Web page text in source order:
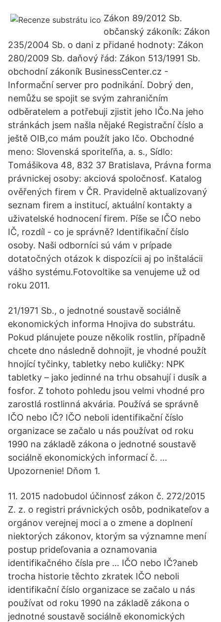
Zákon 89/2012 Sb.
občanský zákoník: Zákon
235/2004 Sb. o dani z přidané hodnoty: Zákon
280/2009 Sb. daňový řád: Zákon 513/1991 Sb.
obchodní zákoník BusinessCenter.cz -
Informační server pro podnikání. Dobrý den,
nemůžu se spojit se svým zahraničním
odběratelem a potřebuji zjistit jeho IČo.Na jeho
stránkách jsem našla nějaké Registrační číslo a
ještě OIB,co mám použít jako Ičo. Obchodné
meno: Slovenská sporiteľňa, a. s., Sídlo:
Tomášikova 48, 832 37 Bratislava, Právna forma
právnickej osoby: akciová spoločnosť. Katalog
ověřených firem v ČR. Pravidelně aktualizovaný
seznam firem a institucí, aktuální kontakty a
uživatelské hodnocení firem. Píše se IČO nebo
IČ, rozdíl - co je správně? Identifikační číslo
osoby. Naši odborníci sú vám v prípade
dotatočných otázok k dispozícii aj po inštalácii
vášho systému.Fotovoltike sa venujeme už od
roku 2011.
21/1971 Sb., o jednotné soustavě sociálně
ekonomických informa Hnojiva do substrátu.
Pokud plánujete pouze několik rostlin, případně
chcete dno následně dohnojit, je vhodné použít
hnojící tyčinky, tabletky nebo kuličky: NPK
tabletky – jako jedinné na trhu obsahují i dusík a
fosfor. Z tohoto pohledu jsou velmi vhodné pro
zarostlá rostlinná akvária. Používá se správně
IČO nebo IČ? IČO neboli identifikační číslo
organizace se začalo u nás používat od roku
1990 na základě zákona o jednotné soustavě
sociálně ekonomických informací č. …
Upozornenie! Dňom 1.
11. 2015 nadobudol účinnosť zákon č. 272/2015
Z. z. o registri právnických osôb, podnikateľov a
orgánov verejnej moci a o zmene a doplnení
niektorých zákonov, ktorým sa významne mení
postup prideľovania a oznamovania
identifikačného čísla pre … IČO nebo IČ?aneb
trocha historie těchto zkratek IČO neboli
identifikační číslo organizace se začalo u nás
používat od roku 1990 na základě zákona o
jednotné soustavě sociálně ekonomických